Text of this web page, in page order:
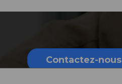
Contactez-nous